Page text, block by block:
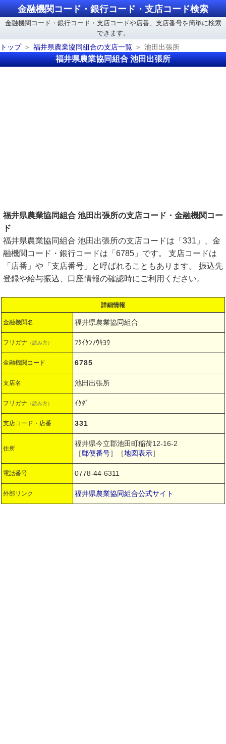
金融機関コード・銀行コード・支店コード検索
金融機関コード・銀行コード・支店コードや店番、支店番号を簡単に検索
できます。
トップ
福井県農業協同組合の支店一覧 池田出張所
福井県農業協同組合 池田出張所
福井県農業協同組合 池田出張所の支店コード・金融機関コー
ド
福井県農業協同組合 池田出張所の支店コードは「331」、金
融機関コード・銀行コードは「6785」です。 支店コードは
「店番」や「支店番号」と呼ばれることもあります。 振込先
登録や給与振込、口座情報の確認時にご利用ください。
詳細情報
金融機関名 福井県農業協同組合
フリガナ （読み方） ﾌｸｲｹﾝﾉｳｷﾖｳ
金融機関コード 6785
支店名 池田出張所
フリガナ （読み方） ｲｹﾀﾞ
支店コード・店番 331
住所
福井県今立郡池田町稲荷12-16-2
［郵便番号］［地図表示］
電話番号 0778-44-6311
外部リンク 福井県農業協同組合公式サイト